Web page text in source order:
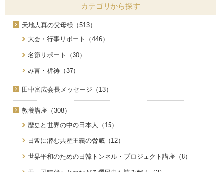
カテゴリから探す
天地人真の父母様（513）
大会・行事リポート（446）
名節リポート（30）
み言・祈祷（37）
田中富広会長メッセージ（13）
教養講座（308）
歴史と世界の中の日本人（15）
日常に潜む共産主義の脅威（12）
世界平和のための日韓トンネル・プロジェクト講座（8）